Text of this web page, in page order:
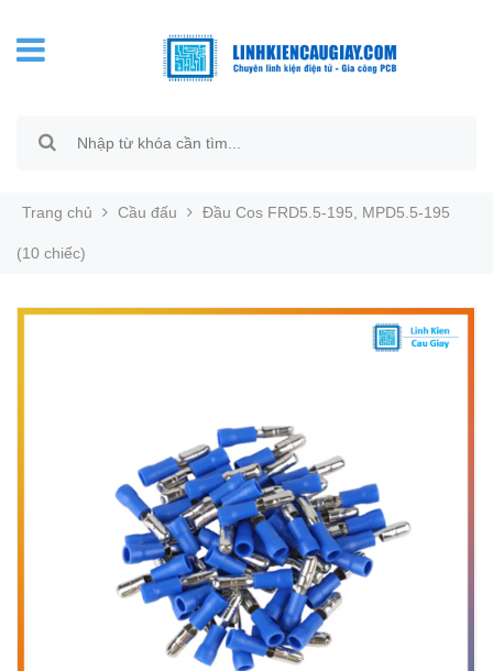
Trang chủ Cầu đấu Đầu Cos FRD5.5-195, MPD5.5-195
(10 chiếc)